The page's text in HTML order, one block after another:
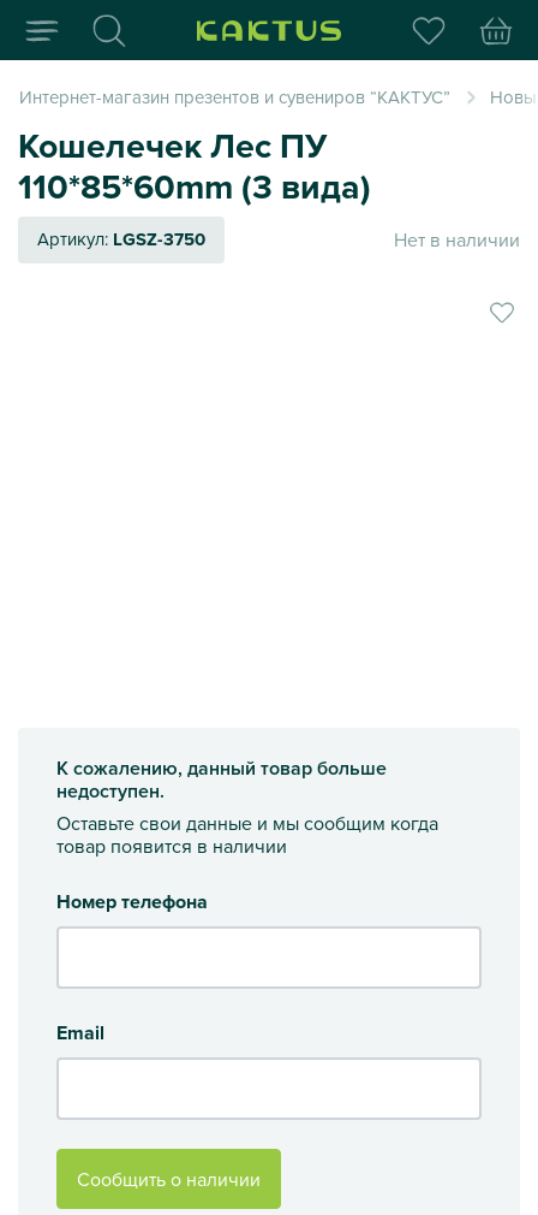
Интернет-магазин
Интернет-магазин презентов и сувениров “КАКТУС”
Кошелечек Лес ПУ
110*85*60mm (3 вида)
Артикул: LGSZ-3750 Нет в наличии
К сожалению, данный товар больше
недоступен.
Оставьте свои данные и мы сообщим когда
товар появится в наличии
Номер телефона
Email
Сообщить о наличии